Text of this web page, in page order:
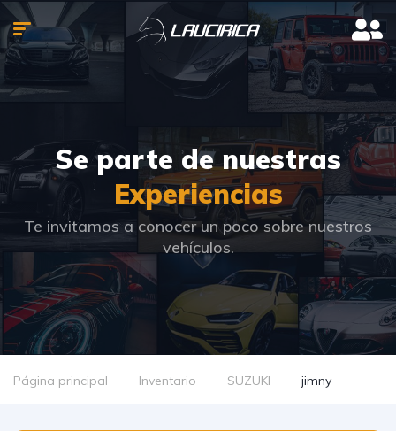
Se parte de nuestras
Experiencias
Te invitamos a conocer un poco sobre nuestros
vehículos.
Página principal Inventario SUZUKI jimny